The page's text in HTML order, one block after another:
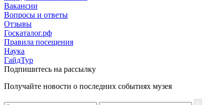
Вакансии
Вопросы и ответы
Отзывы
Госкаталог.рф
Правила посещения
Наука
ГайдТур
Подпишитесь на рассылку
Получайте новости о последних событиях музея